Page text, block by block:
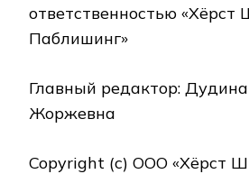
ответственностью «Хёрст
Паблишинг»
Главный редактор:
Жоржевна
Copyright (с) ООО «Хёрст